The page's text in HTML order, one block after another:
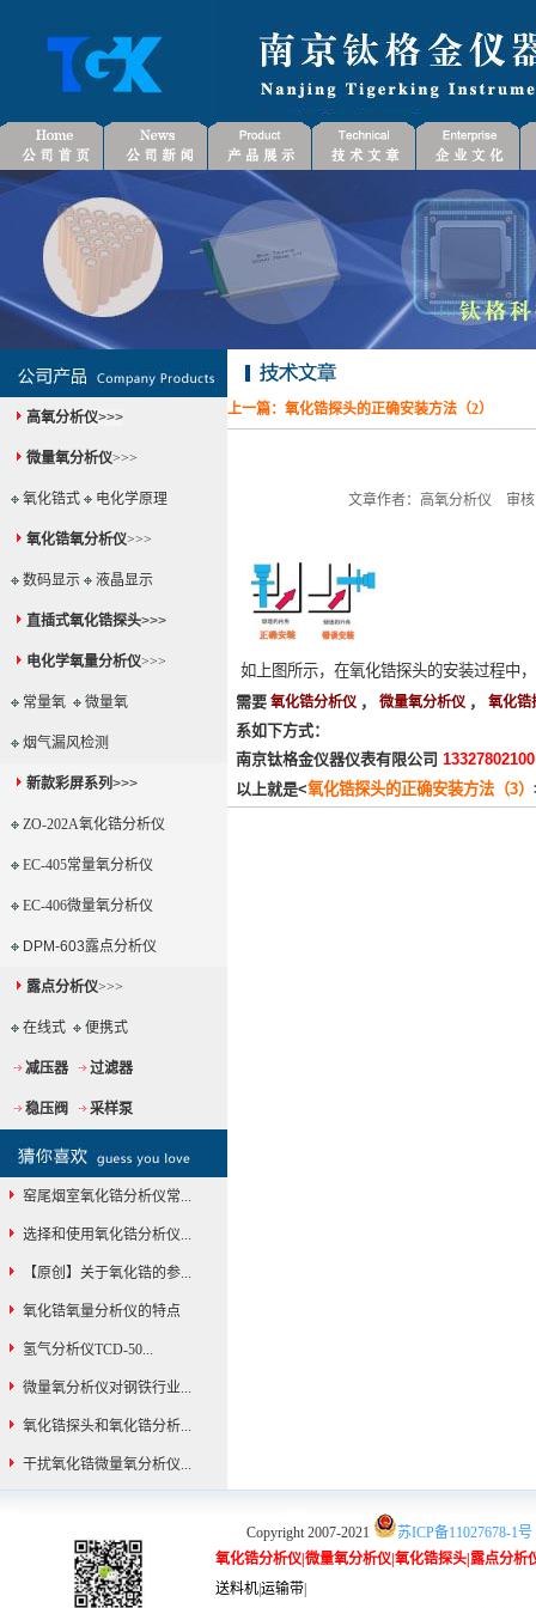
高氧分析仪>>>
微量氧分析仪>>>
氧化锆式 电化学原理
氧化锆氧分析仪>>>
数码显示 液晶显示
直插式氧化锆探头>>>
电化学氧量分析仪>>>
常量氧 微量氧
烟气漏风检测
新款彩屏系列>>>
ZO-202A氧化锆分析仪
EC-405常量氧分析仪
EC-406微量氧分析仪
DPM-603露点分析仪
露点分析仪>>>
在线式 便携式
减压器 过滤器
稳压阀 采样泵
窑尾烟室氧化锆分析仪常...
选择和使用氧化锆分析仪...
【原创】关于氧化锆的参...
氧化锆氧量分析仪的特点
氢气分析仪TCD-50...
微量氧分析仪对钢铁行业...
氧化锆探头和氧化锆分析...
干扰氧化锆微量氧分析仪...
上一篇： 氧化锆探头的正确安装方法（2）
文章作者：高氧分析仪 审
如上图所示，在氧化锆探头的安装过程中
需要 氧化锆分析仪 ， 微量氧分析仪 ， 氧化锆
系如下方式：
南京钛格金仪器仪表有限公司
以上就是<氧化锆探头的正确安装方法（3）
Copyright 2007-2021
苏ICP备11027678-1号
氧化锆分析仪 微量氧分析仪 氧化锆探头 露点分析
送料机运输带